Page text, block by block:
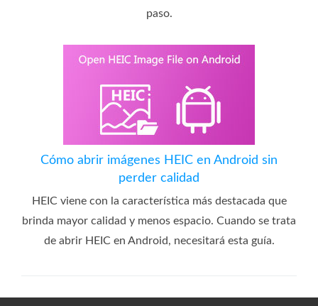
paso.
Cómo abrir imágenes HEIC en Android sin
perder calidad
HEIC viene con la característica más destacada que
brinda mayor calidad y menos espacio. Cuando se trata
de abrir HEIC en Android, necesitará esta guía.